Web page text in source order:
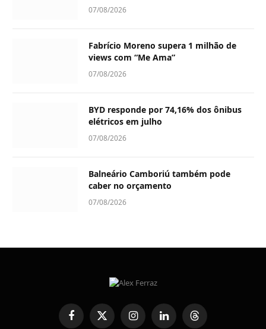
07/08/2026
Fabrício Moreno supera 1 milhão de
views com “Me Ama”
07/08/2026
BYD responde por 74,16% dos ônibus
elétricos em julho
07/08/2026
Balneário Camboriú também pode
caber no orçamento
07/08/2026
FacebookX
InstagramLinkedInThreads